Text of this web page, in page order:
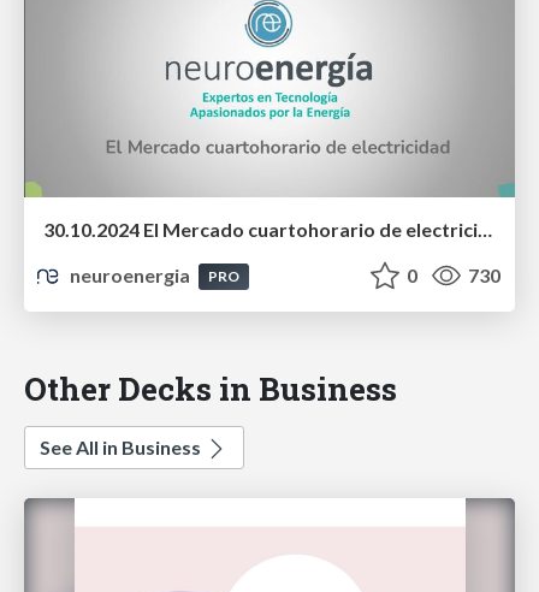
30.10.2024 El Mercado cuartohorario de electricidad
neuroenergia
PRO 0 730
Other Decks in Business
See All in Business